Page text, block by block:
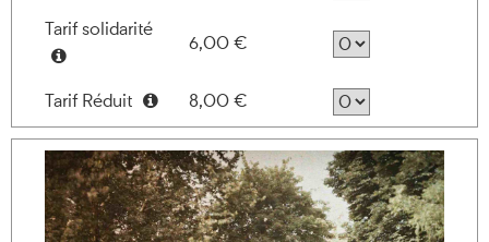
Tarif solidarité
6,00 €
Tarif Réduit
Information
8,00 €